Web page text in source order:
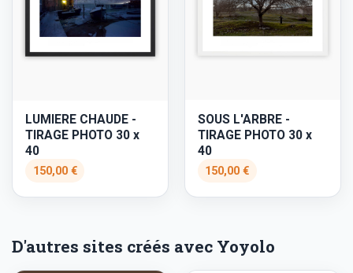
LUMIERE CHAUDE -
TIRAGE PHOTO 30 x
40
150,00 €
SOUS L'ARBRE -
TIRAGE PHOTO 30 x
40
150,00 €
D'autres sites créés avec Yoyolo